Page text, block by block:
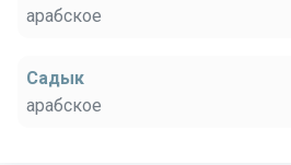
арабское
Садык
арабское